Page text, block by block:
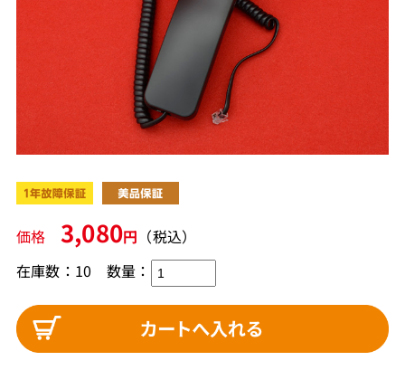
価格 3,080円 （税込）
在庫数：10 数量：